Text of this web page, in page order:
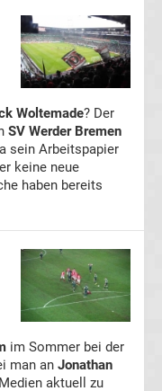
Woltemade? Der
SV Werder Bremen
sein Arbeitspapier
keine neue
haben bereits
im Sommer bei der
man an Jonathan
aktuell zu